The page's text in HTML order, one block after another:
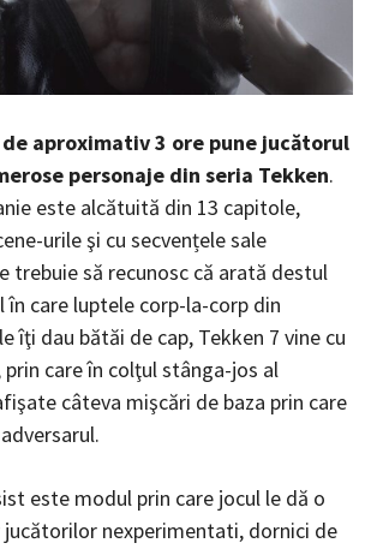
aproximativ 3 ore pune jucătorul
personaje din seria Tekken.
este alcătuită din 13 capitole,
urile şi cu secvențele sale
trebuie să recunosc că arată destul
în care luptele corp-la-corp din
îţi dau bătăi de cap, Tekken 7 vine cu
prin care în colţul stânga-jos al
câteva mişcări de baza prin care
este modul prin care jocul le dă o
nexperimentati, dornici de